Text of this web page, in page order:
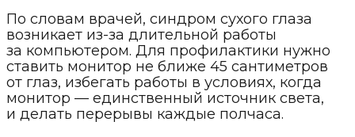
По словам врачей, синдром сухого глаза
возникает из-за длительной работы
за компьютером. Для профилактики нужно
ставить монитор не ближе 45 сантиметров
от глаз, избегать работы в условиях, когда
монитор — единственный источник света,
и делать перерывы каждые полчаса.